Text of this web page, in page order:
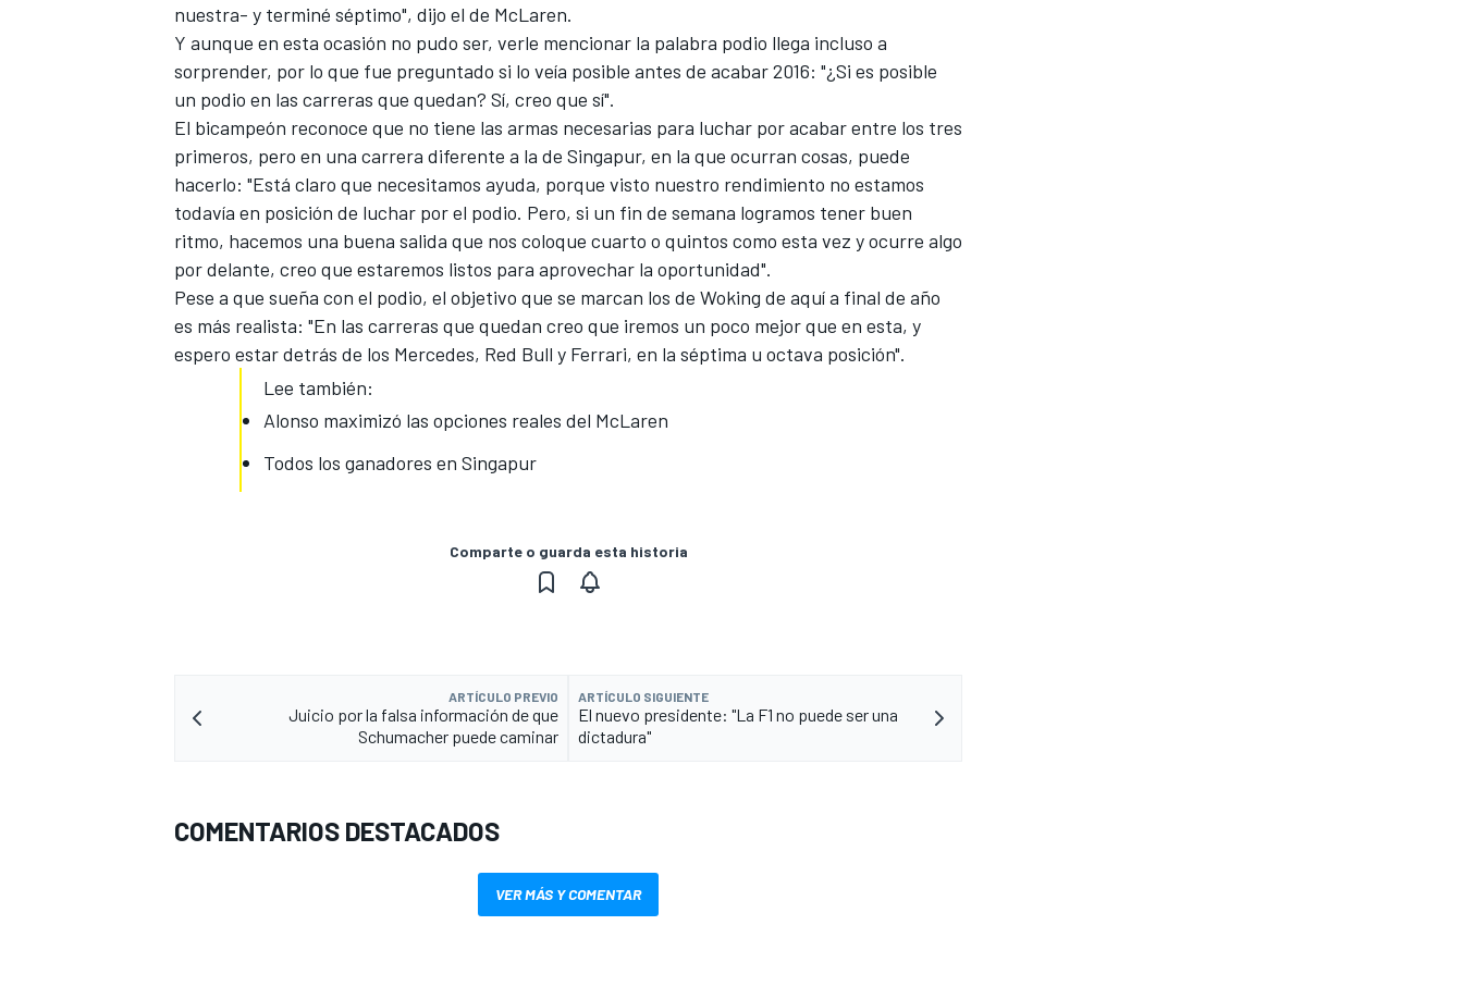
FÓRMULA E
nuestra- y terminé séptimo", dijo el de McLaren.
Y aunque en esta ocasión no pudo ser, verle mencionar la palabra podio llega incluso a
sorprender, por lo que fue preguntado si lo veía posible antes de acabar 2016: "¿Si es posible
un podio en las carreras que quedan? Sí, creo que sí".
El bicampeón reconoce que no tiene las armas necesarias para luchar por acabar entre los tres
primeros, pero en una carrera diferente a la de Singapur, en la que ocurran cosas, puede
hacerlo: "Está claro que necesitamos ayuda, porque visto nuestro rendimiento no estamos
todavía en posición de luchar por el podio. Pero, si un fin de semana logramos tener buen
ritmo, hacemos una buena salida que nos coloque cuarto o quintos como esta vez y ocurre algo
por delante, creo que estaremos listos para aprovechar la oportunidad".
Pese a que sueña con el podio, el objetivo que se marcan los de Woking de aquí a final de año
es más realista: "En las carreras que quedan creo que iremos un poco mejor que en esta, y
espero estar detrás de los Mercedes, Red Bull y Ferrari, en la séptima u octava posición".
Lee también:
Alonso maximizó las opciones reales del McLaren
Todos los ganadores en Singapur
Comparte o guarda esta historia
ARTÍCULO PREVIO
Juicio por la falsa información de que
Schumacher puede caminar
ARTÍCULO SIGUIENTE
El nuevo presidente: "La F1 no puede ser una
dictadura"
COMENTARIOS DESTACADOS
VER MÁS Y COMENTAR